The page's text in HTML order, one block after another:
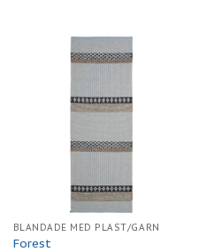
BLANDADE MED PLAST/GARN
Forest